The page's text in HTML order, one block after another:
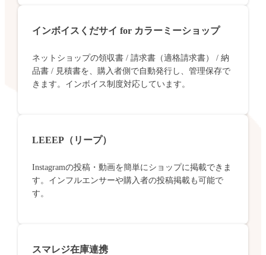
インボイスくだサイ for カラーミーショップ
ネットショップの領収書 / 請求書（適格請求書） / 納
品書 / 見積書を、購入者側で自動発行し、管理保存で
きます。インボイス制度対応しています。
LEEEP（リープ）
Instagramの投稿・動画を簡単にショップに掲載できま
す。インフルエンサーや購入者の投稿掲載も可能で
す。
スマレジ在庫連携